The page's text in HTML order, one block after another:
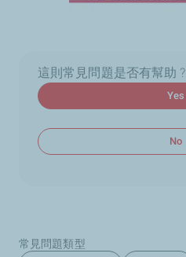
這則常見問題是否有幫助 ?
Yes
No
常見問題類型